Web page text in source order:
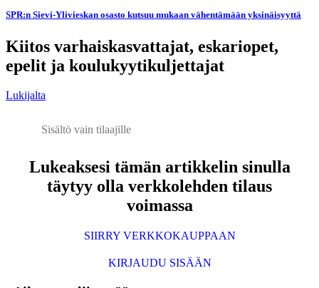
SPR:n Sievi-Ylivieskan osasto kutsuu mukaan vähentämään yksinäisyyttä
Kiitos varhaiskasvattajat, eskariopet,
epelit ja koulukyytikuljettajat
Lukijalta
Sisältö vain tilaajille
Lukeaksesi tämän artikkelin sinulla
täytyy olla verkkolehden tilaus
voimassa
SIIRRY VERKKOKAUPPAAN
KIRJAUDU SISÄÄN